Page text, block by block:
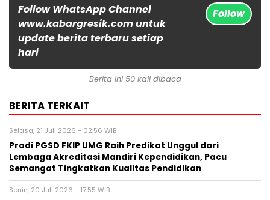
Follow WhatsApp Channel
www.kabargresik.com untuk
update berita terbaru setiap
hari
Follow
Berita ini 50 kali dibaca
BERITA TERKAIT
Selasa, 21 Juli 2026 - 02:56 WIB
Prodi PGSD FKIP UMG Raih Predikat Unggul dari
Lembaga Akreditasi Mandiri Kependidikan, Pacu
Semangat Tingkatkan Kualitas Pendidikan
Senin, 20 Juli 2026 - 17:55 WIB